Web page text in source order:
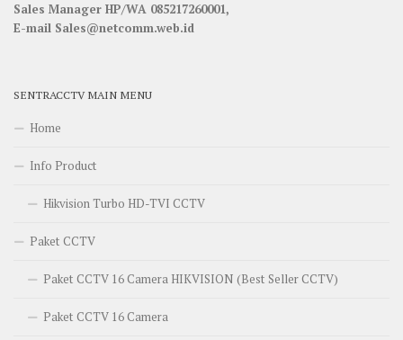
Sales Manager HP/WA 085217260001,
E-mail Sales@netcomm.web.id
SENTRACCTV MAIN MENU
Home
Info Product
Hikvision Turbo HD-TVI CCTV
Paket CCTV
Paket CCTV 16 Camera HIKVISION (Best Seller CCTV)
Paket CCTV 16 Camera